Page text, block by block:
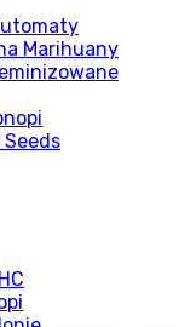
Marihuany